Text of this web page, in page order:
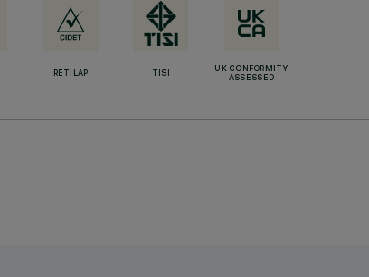
RETILAP TISI
UK CONFORMITY
ASSESSED